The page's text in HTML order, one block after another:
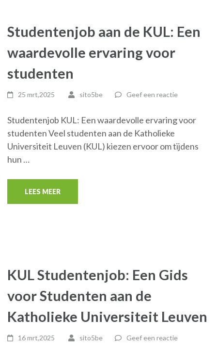
Studentenjob aan de KUL: Een
waardevolle ervaring voor
studenten
25 mrt,2025 sito5be Geef een reactie
Studentenjob KUL: Een waardevolle ervaring voor
studenten Veel studenten aan de Katholieke
Universiteit Leuven (KUL) kiezen ervoor om tijdens
hun …
LEES MEER
KUL Studentenjob: Een Gids
voor Studenten aan de
Katholieke Universiteit Leuven
16 mrt,2025 sito5be Geef een reactie